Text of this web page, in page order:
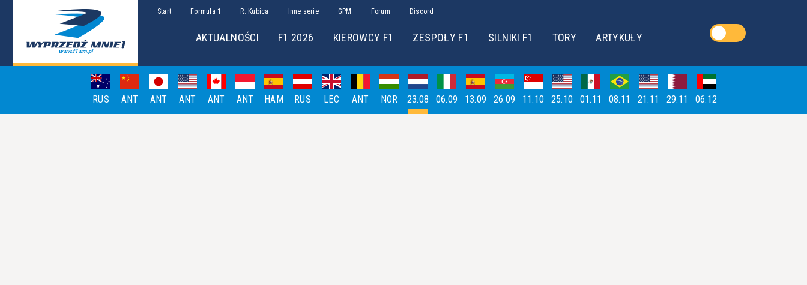
Start Formuła 1 R. Kubica Inne serie GPM Forum Discord
AKTUALNOŚCI F1 2026 KIEROWCY F1 ZESPOŁY F1 SILNIKI F1 TORY ARTYKUŁY
RUS ANT ANT ANT ANT ANT HAM RUS LEC ANT NOR 23.08 06.09 13.09 26.09 11.10 25.10 01.11 08.11 21.11 29.11 06.12